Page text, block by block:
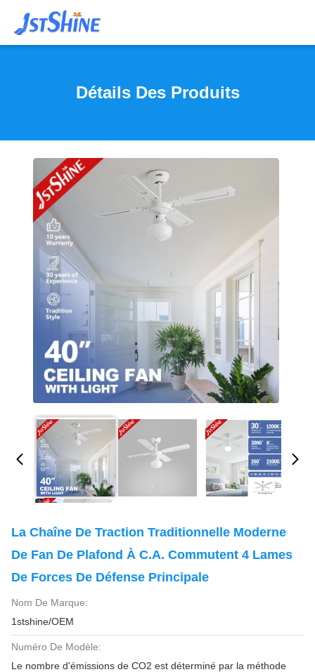
Détails Des Produits
La Chaîne De Traction Traditionnelle Moderne
De Fan De Plafond À C.A. Commutent 4 Lames
De Forces De Défense Principale
Nom De Marque:
1stshine/OEM
Numéro De Modèle:
Le nombre d'émissions de CO2 est déterminé par la méthode